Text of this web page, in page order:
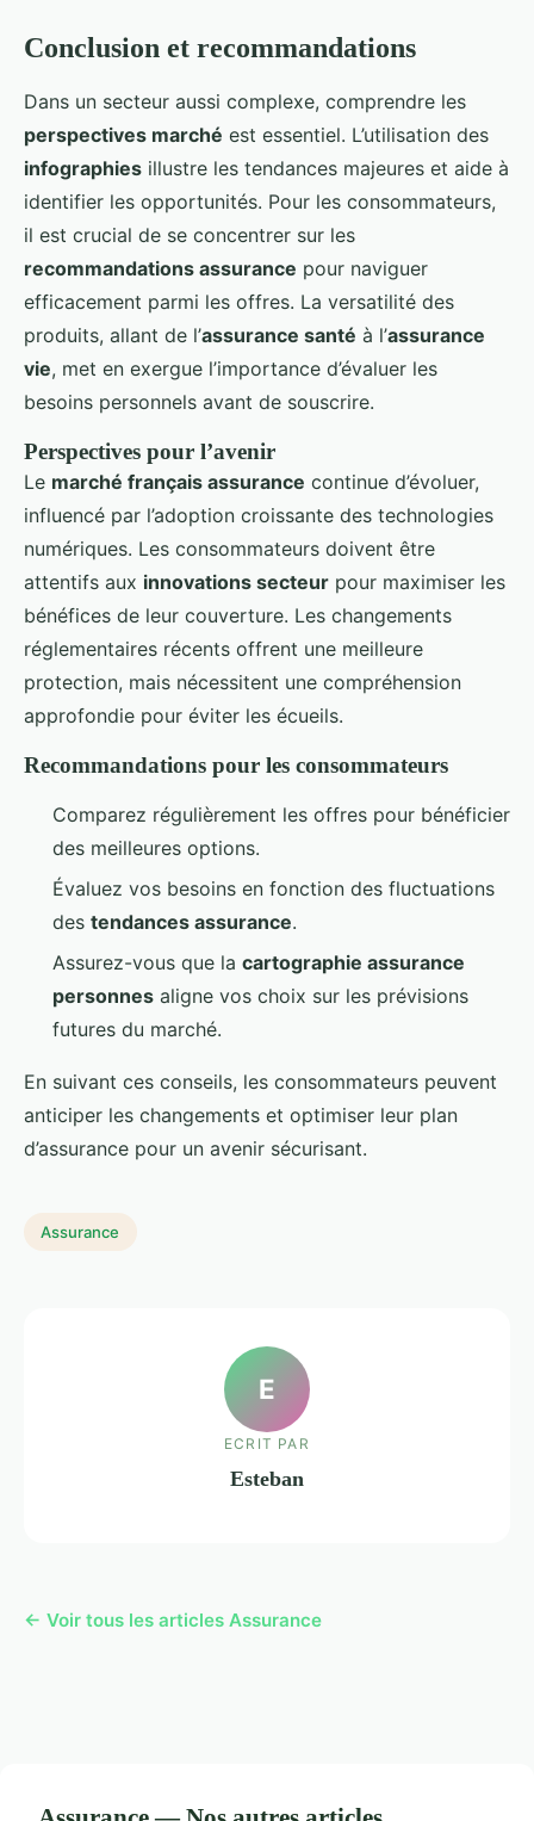
Conclusion et recommandations
Dans un secteur aussi complexe, comprendre les
perspectives marché est essentiel. L’utilisation des
infographies illustre les tendances majeures et aide à
identifier les opportunités. Pour les consommateurs,
il est crucial de se concentrer sur les
recommandations assurance pour naviguer
efficacement parmi les offres. La versatilité des
produits, allant de l’assurance santé à l’assurance
vie, met en exergue l’importance d’évaluer les
besoins personnels avant de souscrire.
Perspectives pour l’avenir
Le marché français assurance continue d’évoluer,
influencé par l’adoption croissante des technologies
numériques. Les consommateurs doivent être
attentifs aux innovations secteur pour maximiser les
bénéfices de leur couverture. Les changements
réglementaires récents offrent une meilleure
protection, mais nécessitent une compréhension
approfondie pour éviter les écueils.
Recommandations pour les consommateurs
Comparez régulièrement les offres pour bénéficier
des meilleures options.
Évaluez vos besoins en fonction des fluctuations
des tendances assurance.
Assurez-vous que la cartographie assurance
personnes aligne vos choix sur les prévisions
futures du marché.
En suivant ces conseils, les consommateurs peuvent
anticiper les changements et optimiser leur plan
d’assurance pour un avenir sécurisant.
Assurance
E
ECRIT PAR
Esteban
← Voir tous les articles Assurance